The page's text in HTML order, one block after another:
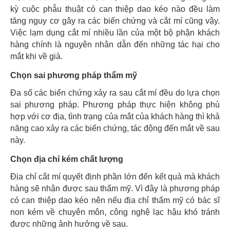
kỳ cuộc phẫu thuật có can thiệp dao kéo nào đều làm
tăng nguy cơ gây ra các biến chứng và cắt mí cũng vậy.
Việc lạm dụng cắt mí nhiều lần của một bộ phận khách
hàng chính là nguyên nhân dẫn đến những tác hại cho
mắt khi về già.
Chọn sai phương pháp thẩm mỹ
Đa số các biến chứng xảy ra sau cắt mí đều do lựa chọn
sai phương pháp. Phương pháp thực hiện không phù
hợp với cơ địa, tình trạng của mắt của khách hàng thì khả
năng cao xảy ra các biến chứng, tác động đến mắt về sau
này.
Chọn địa chỉ kém chất lượng
Địa chỉ cắt mí quyết định phần lớn đến kết quả mà khách
hàng sẽ nhận được sau thẩm mỹ. Vì đây là phương pháp
có can thiệp dao kéo nên nếu địa chỉ thẩm mỹ có bác sĩ
non kém về chuyên môn, công nghệ lạc hậu khó tránh
được những ảnh hưởng về sau.